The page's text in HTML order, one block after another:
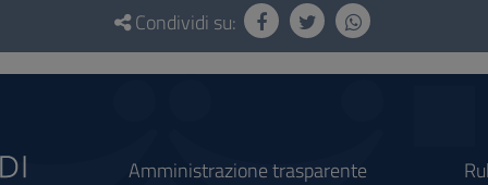
Condividi su:
Amministrazione trasparente